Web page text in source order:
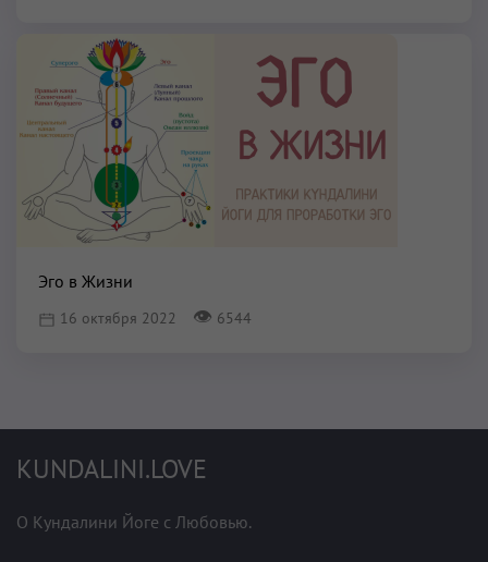
Эго в Жизни
16 октября 2022 👁 6544
KUNDALINI.LOVE
О Кундалини Йоге с Любовью.